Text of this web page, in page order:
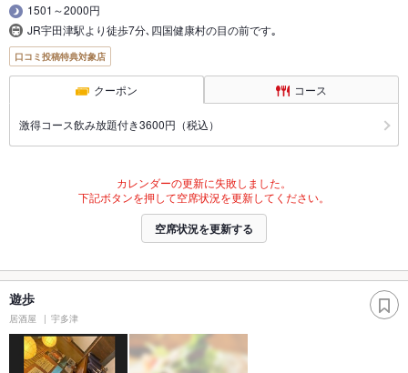
1501～2000円
JR宇田津駅より徒歩7分､四国健康村の目の前です｡
口コミ投稿特典対象店
クーポン コース
激得コース飲み放題付き3600円（税込）
カレンダーの更新に失敗しました。
下記ボタンを押して空席状況を更新してください。
空席状況を更新する
遊歩
居酒屋 宇多津